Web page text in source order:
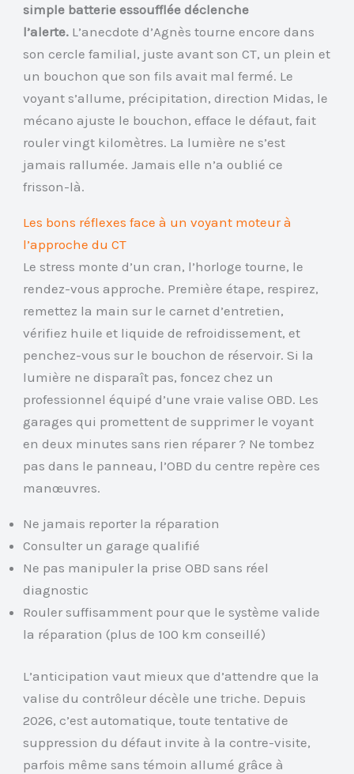
simple batterie essoufflée déclenche
l’alerte. L’anecdote d’Agnès tourne encore dans
son cercle familial, juste avant son CT, un plein et
un bouchon que son fils avait mal fermé. Le
voyant s’allume, précipitation, direction Midas, le
mécano ajuste le bouchon, efface le défaut, fait
rouler vingt kilomètres. La lumière ne s’est
jamais rallumée. Jamais elle n’a oublié ce
frisson-là.
Les bons réflexes face à un voyant moteur à
l’approche du CT
Le stress monte d’un cran, l’horloge tourne, le
rendez-vous approche. Première étape, respirez,
remettez la main sur le carnet d’entretien,
vérifiez huile et liquide de refroidissement, et
penchez-vous sur le bouchon de réservoir. Si la
lumière ne disparaît pas, foncez chez un
professionnel équipé d’une vraie valise OBD. Les
garages qui promettent de supprimer le voyant
en deux minutes sans rien réparer ? Ne tombez
pas dans le panneau, l’OBD du centre repère ces
manœuvres.
Ne jamais reporter la réparation
Consulter un garage qualifié
Ne pas manipuler la prise OBD sans réel
diagnostic
Rouler suffisamment pour que le système valide
la réparation (plus de 100 km conseillé)
L’anticipation vaut mieux que d’attendre que la
valise du contrôleur décèle une triche. Depuis
2026, c’est automatique, toute tentative de
suppression du défaut invite à la contre-visite,
parfois même sans témoin allumé grâce à